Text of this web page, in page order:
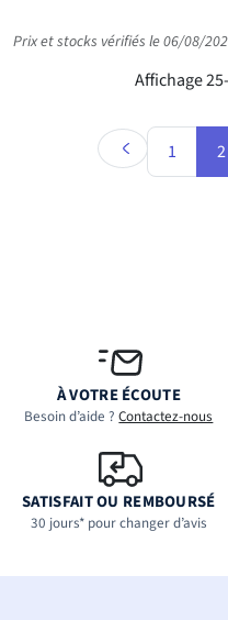
Prix et stocks vérifiés le 06/08/
Affichage
1 2
À VOTRE ÉCOUTE
Besoin d’aide ?Contactez-nous
SATISFAIT OU REMBOURSÉ
30 jours* pour changer d’avis